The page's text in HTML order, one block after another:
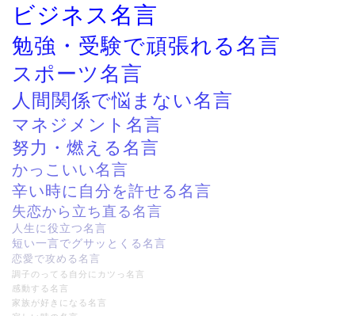
ビジネス名言
勉強・受験で頑張れる名言
スポーツ名言
人間関係で悩まない名言
マネジメント名言
努力・燃える名言
かっこいい名言
辛い時に自分を許せる名言
失恋から立ち直る名言
人生に役立つ名言
短い一言でグサッとくる名言
恋愛で攻める名言
調子のってる自分にカツっ名言
感動する名言
家族が好きになる名言